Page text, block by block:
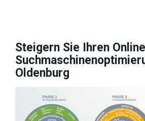
Steigern Sie Ihren
Oldenburg